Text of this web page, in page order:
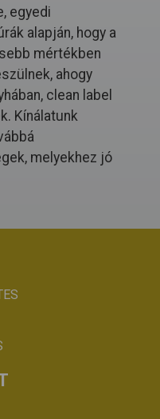
egyedi
alapján, hogy a
mértékben
ahogy
clean label
Kínálatunk
melyekhez jó